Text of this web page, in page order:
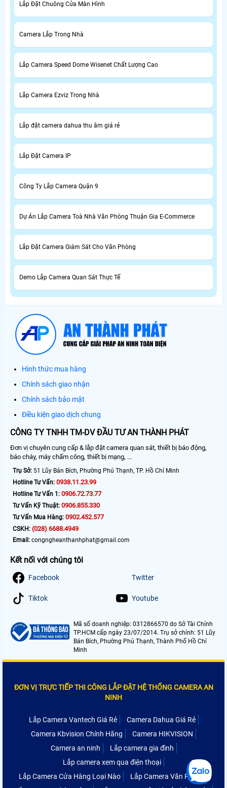
Lắp Đặt Chuông Cửa Màn Hình
Camera Lắp Trong Nhà
Lắp Camera Speed Dome Wisenet Chất Lượng Cao
Lắp Camera Ezviz Trong Nhà
Lắp đặt camera dahua thu âm giá rẻ
Lắp Đặt Camera IP
Công Ty Lắp Camera Quận 9
Dự Án Lắp Camera Toà Nhà Văn Phòng Thuận Gia E-Commerce
Lắp Đặt Camera Giám Sát Cho Văn Phòng
Demo Lắp Camera Quan Sát Thực Tế
Hình thức mua hàng
Chính sách giao nhận
Chính sách bảo mật
Điều kiện giao dịch chung
CÔNG TY TNHH TM-DV ĐẦU TƯ AN THÀNH PHÁT
Đơn vị chuyên cung cấp & lắp đặt camera quan sát, thiết bị báo động,
báo cháy, máy chấm công, thiết bị mạng, ...
Trụ Sở: 51 Lũy Bán Bích, Phường Phú Thạnh, TP. Hồ Chí Minh
Hotline Tư Vấn: 0938.11.23.99
Hotline Tư Vấn 1: 0906.72.73.77
Tư Vấn Kỹ Thuật: 0906.855.330
Tư Vấn Mua Hàng: 0902.452.577
CSKH: (028) 6688.4949
Email: congngheanthanhphat@gmail.com
Kết nối với chúng tôi
Facebook Twitter
Tiktok Youtube
Mã số doanh nghiệp: 0312866570 do Sở Tài Chính
TP.HCM cấp ngày 23/07/2014. Trụ sở chính: 51 Lũy
Bán Bích, Phường Phú Thạnh, Thành Phố Hồ Chí
Minh
ĐƠN VỊ TRỰC TIẾP THI CÔNG LẮP ĐẶT HỆ THỐNG CAMERA AN
NINH
Lắp Camera Vantech Giá Rẻ
Camera Dahua Giá Rẻ
Camera Kbvision Chính Hãng
Camera HIKVISION
Camera an ninh
Lắp camera gia đình
Lắp camera xem qua điện thoại
Lắp Camera Cửa Hàng Loại Nào
Lắp Camera Văn Phòng